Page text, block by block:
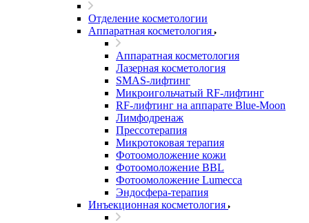
Отделение косметологии
Аппаратная косметология
Аппаратная косметология
Лазерная косметология
SMAS-лифтинг
Микроигольчатый RF-лифтинг
RF-лифтинг на аппарате Blue-Moon
Лимфодренаж
Прессотерапия
Микротоковая терапия
Фотоомоложение кожи
Фотоомоложение BBL
Фотоомоложение Lumecca
Эндосфера-терапия
Инъекционная косметология